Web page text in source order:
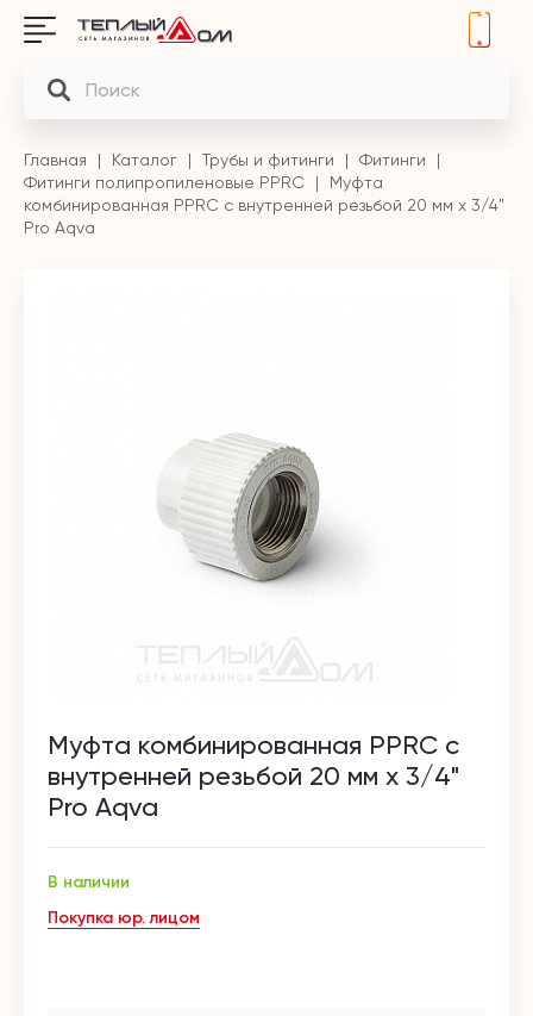
Главная Каталог Трубы и фитинги
Фитинги
Фитинги полипропиленовые PPRC
Муфта
комбинированная PPRC с внутренней резьбой 20 мм х 3/4"
Pro Aqva
Муфта комбинированная PPRC с
внутренней резьбой 20 мм х 3/4"
Pro Aqva
В наличии
Покупка юр. лицом